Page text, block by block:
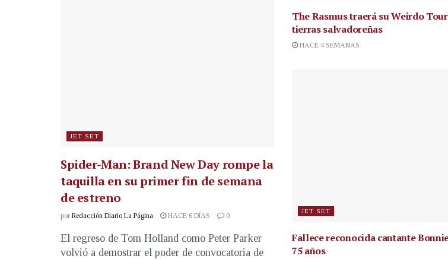
JET SET
Spider-Man: Brand New Day rompe la
taquilla en su primer fin de semana
de estreno
por Redacción Diario La Página HACE 6 DÍAS 0
El regreso de Tom Holland como Peter Parker
volvió a demostrar el poder de convocatoria de
The Rasmus traerá su Weirdo
tierras salvadoreñas
HACE 4 SEMANAS
JET SET
Fallece reconocida cantante
75 años